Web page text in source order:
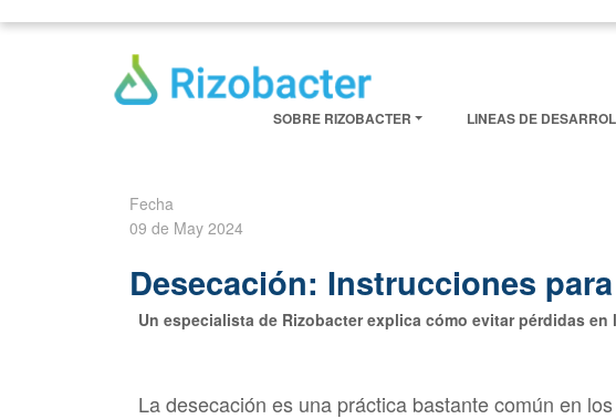
SOBRE RIZOBACTER LINEAS DE
Fecha
09 de May 2024
Desecación: Instrucciones
Un especialista de Rizobacter explica cómo evitar pérdidas
La desecación es una práctica bastante común en